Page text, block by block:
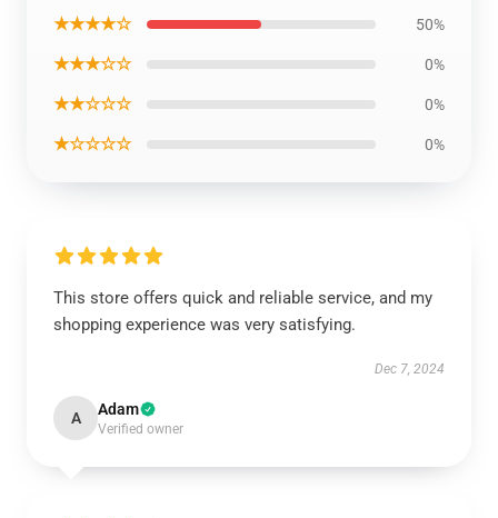
★★★★☆ 50%
★★★☆☆ 0%
★★☆☆☆ 0%
★☆☆☆☆ 0%
This store offers quick and reliable service, and my
shopping experience was very satisfying.
Dec 7, 2024
A Adam
Verified owner